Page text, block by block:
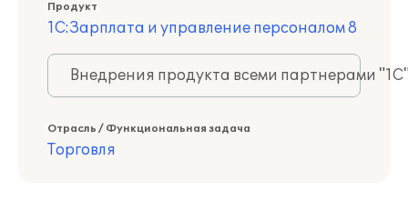
Продукт
1С:Зарплата и управление персоналом 8
Внедрения продукта всеми партнерами
Отрасль / Функциональная задача
Торговля